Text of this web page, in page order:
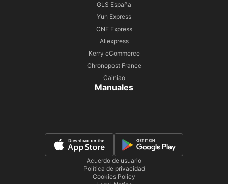
GLS España
Yun Express
CNE Express
Aliexpress
Kerry eCommerce
Chronopost France
Cainiao
Manuales
Acuerdo de usuario
Política de privacidad
Cookies Policy